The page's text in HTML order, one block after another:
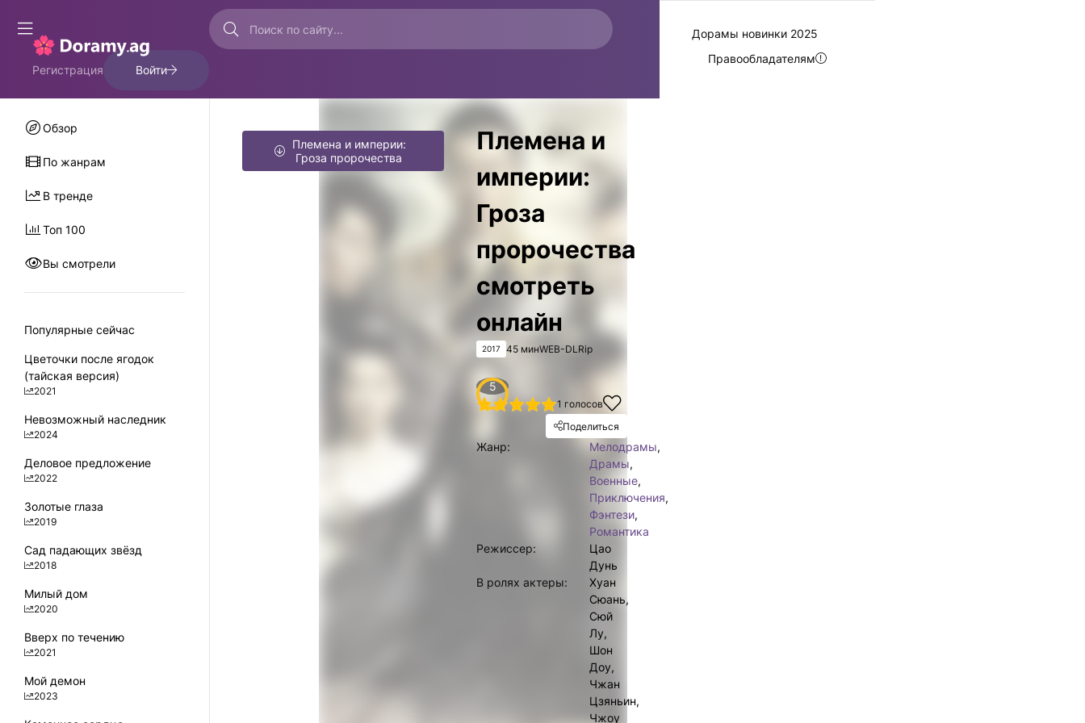
Регистрация Войти
Племена и
империи:
Гроза
пророчества
смотреть
онлайн
2017 45 минWEB-DLRip
Племена и империи:
Гроза пророчества
5
1 голосов
Поделиться
Жанр: Мелодрамы,
Драмы,
Военные,
Приключения,
Фэнтези,
Романтика
Режиссер:
Цао
Дунь
В ролях актеры:
Хуан
Сюань,
Сюй
Лу,
Шон
Доу,
Чжан
Цзяньин,
Чжоу
Обзор
По жанрам
В тренде
Топ 100
Вы смотрели
Популярные сейчас
Цветочки после ягодок
(тайская версия)
2021
Невозможный наследник
2024
Деловое предложение
2022
Золотые глаза
2019
Сад падающих звёзд
2018
Милый дом
2020
Вверх по течению
2021
Мой демон
2023
Дорамы новинки 2025
Правообладателям